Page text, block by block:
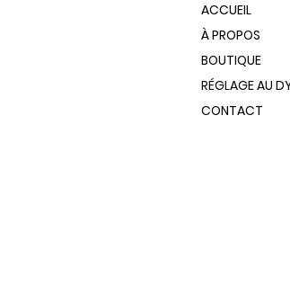
ACCUEIL
À PROPOS
BOUTIQUE
RÉGLAGE AU
CONTACT